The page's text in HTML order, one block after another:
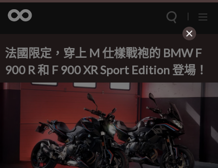
法國限定，穿上 M 仕樣戰袍的 BMW F
900 R 和 F 900 XR Sport Edition 登場！